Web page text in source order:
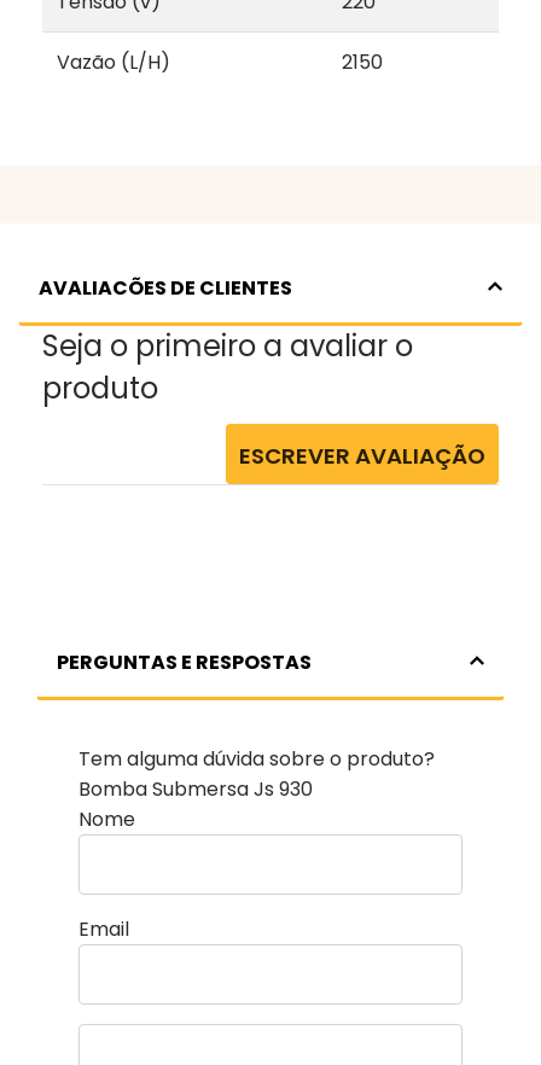
Vazão (L/H) 2150
AVALIACÕES DE CLIENTES
Seja o primeiro a avaliar o
produto
ESCREVER AVALIAÇÃO
PERGUNTAS E RESPOSTAS
Tem alguma dúvida sobre o produto?
Bomba Submersa Js 930
Nome
Email